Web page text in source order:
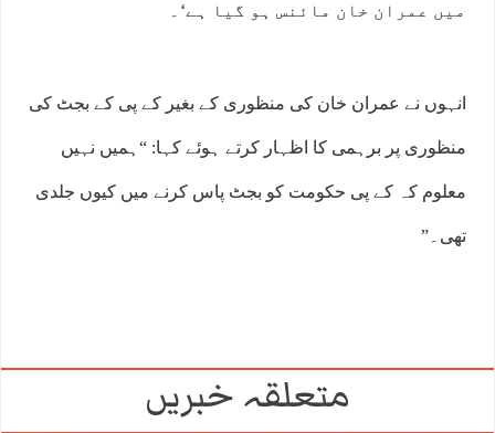
میں عمران خان مائنس ہو گیا ہے‘۔
انہوں نے عمران خان کی منظوری کے بغیر کے پی کے بجٹ کی
منظوری پر برہمی کا اظہار کرتے ہوئے کہا: “ہمیں نہیں
معلوم کہ کے پی حکومت کو بجٹ پاس کرنے میں کیوں جلدی
تھی۔”
متعلقہ خبریں